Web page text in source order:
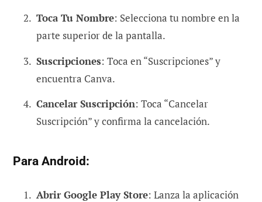
Toca Tu Nombre: Selecciona tu nombre en la
parte superior de la pantalla.
Suscripciones: Toca en “Suscripciones” y
encuentra Canva.
Cancelar Suscripción: Toca “Cancelar
Suscripción” y confirma la cancelación.
Para Android:
Abrir Google Play Store: Lanza la aplicación